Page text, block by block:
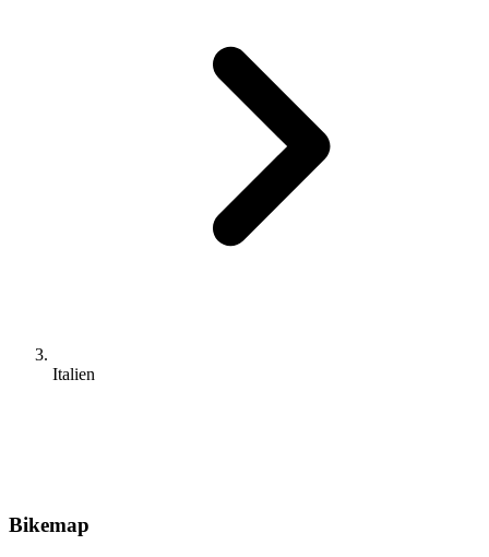
Italien
Bikemap